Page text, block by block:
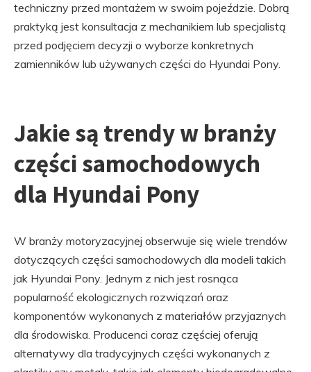
techniczny przed montażem w swoim pojeździe. Dobrą
praktyką jest konsultacja z mechanikiem lub specjalistą
przed podjęciem decyzji o wyborze konkretnych
zamienników lub używanych części do Hyundai Pony.
Jakie są trendy w branży
części samochodowych
dla Hyundai Pony
W branży motoryzacyjnej obserwuje się wiele trendów
dotyczących części samochodowych dla modeli takich
jak Hyundai Pony. Jednym z nich jest rosnąca
popularność ekologicznych rozwiązań oraz
komponentów wykonanych z materiałów przyjaznych
dla środowiska. Producenci coraz częściej oferują
alternatywy dla tradycyjnych części wykonanych z